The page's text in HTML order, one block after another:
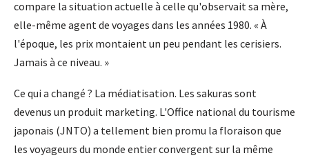
compare la situation actuelle à celle qu'observait sa mère,
elle-même agent de voyages dans les années 1980. « À
l'époque, les prix montaient un peu pendant les cerisiers.
Jamais à ce niveau. »
Ce qui a changé ? La médiatisation. Les sakuras sont
devenus un produit marketing. L'Office national du tourisme
japonais (JNTO) a tellement bien promu la floraison que
les voyageurs du monde entier convergent sur la même